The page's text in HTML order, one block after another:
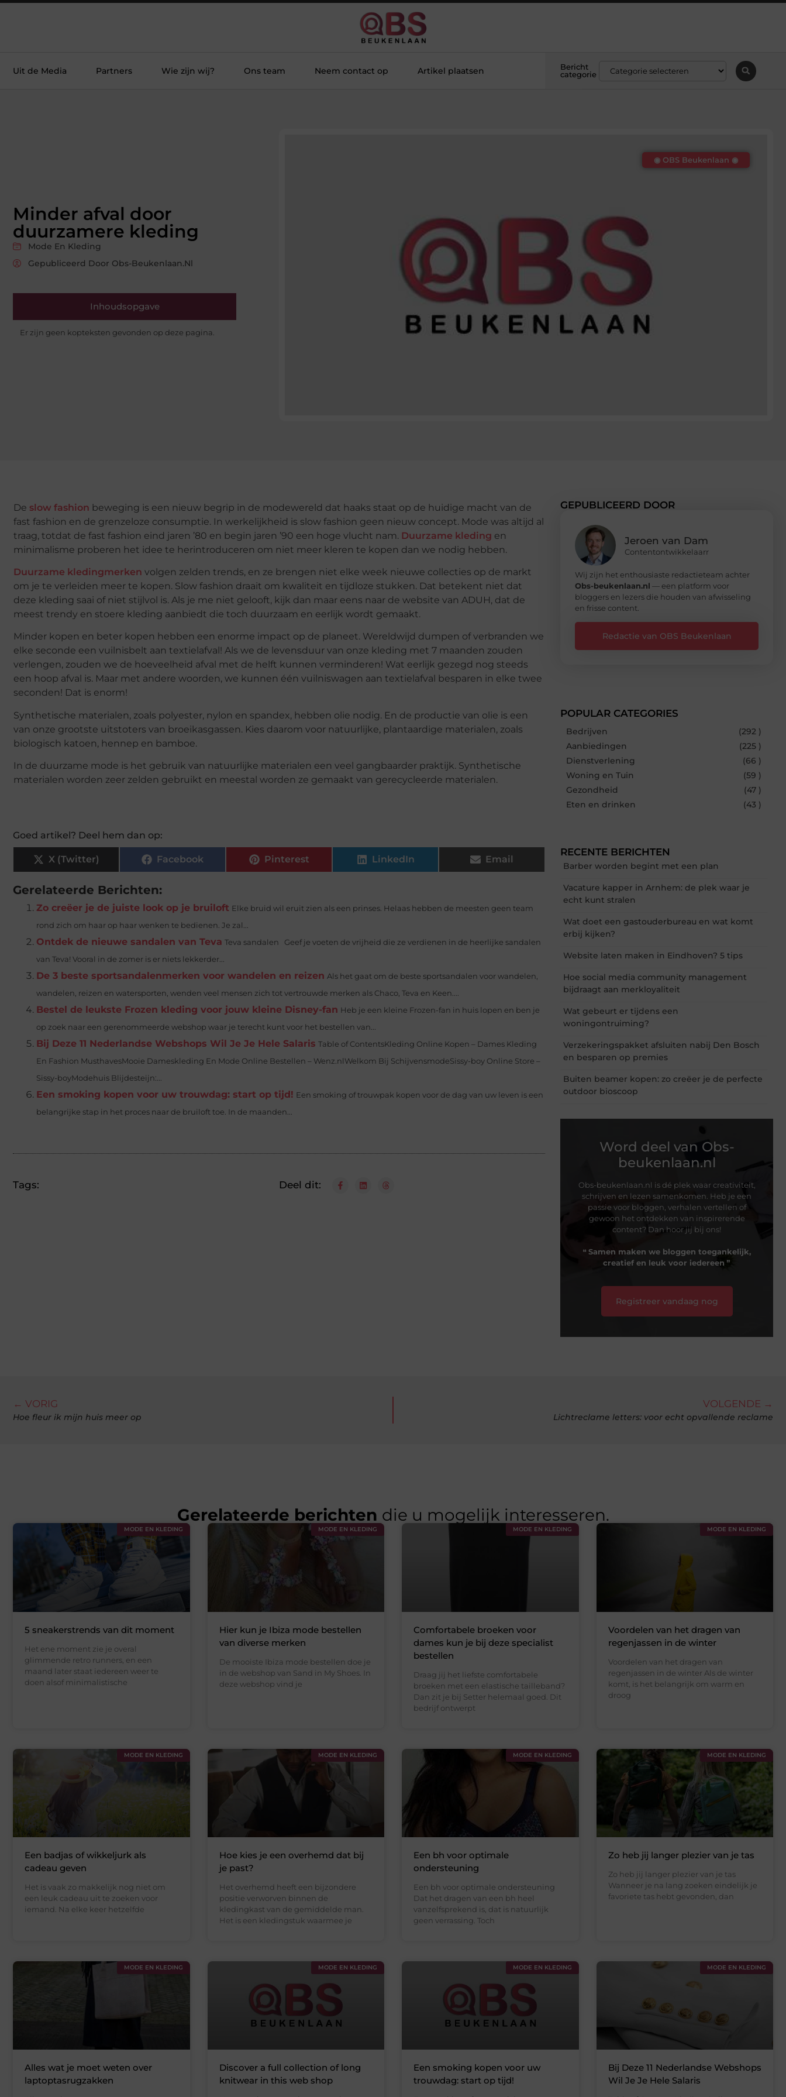
Uit de Media Partners Wie zijn wij? Ons team Neem contact op Artikel plaatsen
Bericht
categorie
Minder afval door
duurzamere kleding
Mode En Kleding
Gepubliceerd Door Obs-Beukenlaan.nl
Inhoudsopgave
Er zijn geen kopteksten gevonden op deze pagina.
◉ OBS Beukenlaan ◉
De slow fashion beweging is een nieuw begrip in de modewereld dat haaks staat op de huidige macht van de
fast fashion en de grenzeloze consumptie. In werkelijkheid is slow fashion geen nieuw concept. Mode was altijd al
traag, totdat de fast fashion eind jaren ’80 en begin jaren ’90 een hoge vlucht nam. Duurzame kleding en
minimalisme proberen het idee te herintroduceren om niet meer kleren te kopen dan we nodig hebben.
Duurzame kledingmerken volgen zelden trends, en ze brengen niet elke week nieuwe collecties op de markt
om je te verleiden meer te kopen. Slow fashion draait om kwaliteit en tijdloze stukken. Dat betekent niet dat
deze kleding saai of niet stijlvol is. Als je me niet gelooft, kijk dan maar eens naar de website van ADUH, dat de
meest trendy en stoere kleding aanbiedt die toch duurzaam en eerlijk wordt gemaakt.
Minder kopen en beter kopen hebben een enorme impact op de planeet. Wereldwijd dumpen of verbranden we
elke seconde een vuilnisbelt aan textielafval! Als we de levensduur van onze kleding met 7 maanden zouden
verlengen, zouden we de hoeveelheid afval met de helft kunnen verminderen! Wat eerlijk gezegd nog steeds
een hoop afval is. Maar met andere woorden, we kunnen één vuilniswagen aan textielafval besparen in elke twee
seconden! Dat is enorm!
Synthetische materialen, zoals polyester, nylon en spandex, hebben olie nodig. En de productie van olie is een
van onze grootste uitstoters van broeikasgassen. Kies daarom voor natuurlijke, plantaardige materialen, zoals
biologisch katoen, hennep en bamboe.
In de duurzame mode is het gebruik van natuurlijke materialen een veel gangbaarder praktijk. Synthetische
materialen worden zeer zelden gebruikt en meestal worden ze gemaakt van gerecycleerde materialen.
Goed artikel? Deel hem dan op:
X (Twitter) Facebook Pinterest LinkedIn Email
Gerelateerde Berichten:
Zo creëer je de juiste look op je bruiloft Elke bruid wil eruit zien als een prinses. Helaas hebben de meesten geen team
rond zich om haar op haar wenken te bedienen. Je zal...
Ontdek de nieuwe sandalen van Teva Teva sandalen Geef je voeten de vrijheid die ze verdienen in de heerlijke sandalen
van Teva! Vooral in de zomer is er niets lekkerder...
De 3 beste sportsandalenmerken voor wandelen en reizen Als het gaat om de beste sportsandalen voor wandelen,
wandelen, reizen en watersporten, wenden veel mensen zich tot vertrouwde merken als Chaco, Teva en Keen....
Bestel de leukste Frozen kleding voor jouw kleine Disney-fan Heb je een kleine Frozen-fan in huis lopen en ben je
op zoek naar een gerenommeerde webshop waar je terecht kunt voor het bestellen van...
Bij Deze 11 Nederlandse Webshops Wil Je Je Hele Salaris Table of ContentsKleding Online Kopen – Dames Kleding
En Fashion MusthavesMooie Dameskleding En Mode Online Bestellen – Wenz.nlWelkom Bij SchijvensmodeSissy-boy Online Store –
Sissy-boyModehuis Blijdesteijn:...
Een smoking kopen voor uw trouwdag: start op tijd! Een smoking of trouwpak kopen voor de dag van uw leven is een
belangrijke stap in het proces naar de bruiloft toe. In de maanden...
Tags: Deel dit:
GEPUBLICEERD DOOR
Jeroen van Dam
Contentontwikkelaarr
Wij zijn het enthousiaste redactieteam achter
Obs-beukenlaan.nl — een platform voor
bloggers en lezers die houden van afwisseling
en frisse content.
Redactie van OBS Beukenlaan
POPULAR CATEGORIES
Bedrijven
(292 )
Aanbiedingen
(225 )
Dienstverlening
(66 )
Woning en Tuin
(59 )
Gezondheid
(47 )
Eten en drinken
(43 )
RECENTE BERICHTEN
Barber worden begint met een plan
Vacature kapper in Arnhem: de plek waar je
echt kunt stralen
Wat doet een gastouderbureau en wat komt
erbij kijken?
Website laten maken in Eindhoven? 5 tips
Hoe social media community management
bijdraagt aan merkloyaliteit
Wat gebeurt er tijdens een
woningontruiming?
Verzekeringspakket afsluiten nabij Den Bosch
en besparen op premies
Buiten beamer kopen: zo creëer je de perfecte
outdoor bioscoop
Word deel van Obs-
beukenlaan.nl
Obs-beukenlaan.nl is dé plek waar creativiteit,
schrijven en lezen samenkomen. Heb je een
passie voor bloggen, verhalen vertellen of
gewoon het ontdekken van inspirerende
content? Dan hoor jij bij ons!
❝ Samen maken we bloggen toegankelijk,
creatief en leuk voor iedereen ❞
Registreer vandaag nog
← VORIG
Hoe fleur ik mijn huis meer op
VOLGENDE →
Lichtreclame letters: voor echt opvallende reclame
Gerelateerde berichten die u mogelijk interesseren.
MODE EN KLEDING
5 sneakerstrends van dit moment
Het ene moment zie je overal
glimmende retro runners, en een
maand later staat iedereen weer te
doen alsof minimalistische
MODE EN KLEDING
Hier kun je Ibiza mode bestellen
van diverse merken
De mooiste Ibiza mode bestellen doe je
in de webshop van Sand in My Shoes. In
deze webshop vind je
MODE EN KLEDING
Comfortabele broeken voor
dames kun je bij deze specialist
bestellen
Draag jij het liefste comfortabele
broeken met een elastische tailleband?
Dan zit je bij Setter helemaal goed. Dit
bedrijf ontwerpt
MODE EN KLEDING
Voordelen van het dragen van
regenjassen in de winter
Voordelen van het dragen van
regenjassen in de winter Als de winter
komt, is het belangrijk om warm en
droog
MODE EN KLEDING
Een badjas of wikkeljurk als
cadeau geven
Het is vaak zo makkelijk nog niet om
een leuk cadeau uit te zoeken voor
iemand. Na elke keer hetzelfde
MODE EN KLEDING
Hoe kies je een overhemd dat bij
je past?
Het overhemd heeft een bijzondere
positie verworven binnen de
kledingkast van de gemiddelde man.
Het is een kledingstuk waarmee je
MODE EN KLEDING
Een bh voor optimale
ondersteuning
Een bh voor optimale ondersteuning
Dat het dragen van een bh heel
vanzelfsprekend is, dat is natuurlijk
geen verrassing. Toch
MODE EN KLEDING
Zo heb jij langer plezier van je tas
Zo heb jij langer plezier van je tas
Wanneer je na lang zoeken eindelijk je
favoriete tas hebt gevonden, dan
MODE EN KLEDING
Alles wat je moet weten over
laptoptasrugzakken
MODE EN KLEDING
Discover a full collection of long
knitwear in this web shop
MODE EN KLEDING
Een smoking kopen voor uw
trouwdag: start op tijd!
MODE EN KLEDING
Bij Deze 11 Nederlandse Webshops
Wil Je Je Hele Salaris